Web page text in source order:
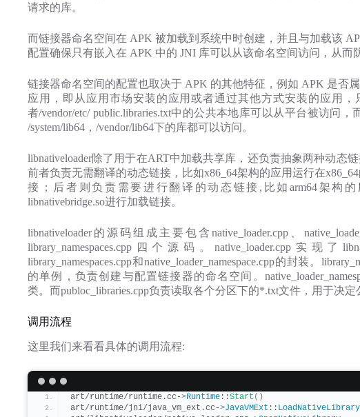
请求的库。
而链接器命名空间在 APK 被加载到系统中时创建，并且与加载该
配置确保只有嵌入在 APK 中的 JNI 库可以从该命名空间访问，从而
链接器命名空间的配置也取决于 APK 的其他特征，例如 APK 是否
应用，即从应用市场安装的应用或者通过其他方式安装的应用，只
者/vendor/etc/ public.libraries.txt中的公共本地库可以从平台被访问
/system/lib64，/vendor/lib64下的库都可以访问。
libnativeloader除了用于在ART中加载共享库，还负责抽象两种动态链
前者负责无需翻译的动态链接，比如x86_64架构的应用运行在
接；后者则负责需要进行翻译的动态链接,比如arm64架构的
libnativebridge.so进行加载链接。
libnativeloader的源码组成主要包含native_loader.cpp、
library_namespaces.cpp四个源码。native_loader.cpp实现
library_namespaces.cpp和native_loader_namespace.cpp的封装。
的单例，负责创建与配置链接器的命名空间。
类。而publoc_libraries.cpp负责读取各个分区下的*.txt文件，用于决定
调用流程
这里我们来看看具体的调用流程:
art/runtime/runtime.cc->Runtime ::Start ()
art/runtime/jni/java_vm_ext.cc->JavaVMExt :: LoadNativeLibrary